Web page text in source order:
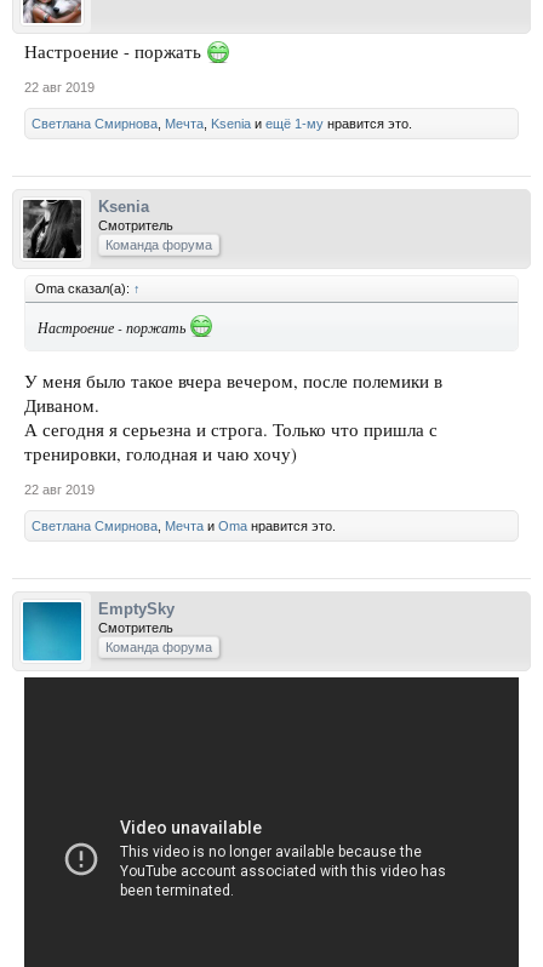
Настроение - поржать
22 авг 2019
Светлана Смирнова Мечта Ksenia и ещё 1-му нравится это.
Ksenia
Смотритель
Команда форума
Oma сказал(а): ↑
Настроение - поржать
У меня было такое вчера вечером, после полемики в
Диваном.
А сегодня я серьезна и строга. Только что пришла с
тренировки, голодная и чаю хочу)
22 авг 2019
Светлана Смирнова Мечта и Oma нравится это.
EmptySky
Смотритель
Команда форума